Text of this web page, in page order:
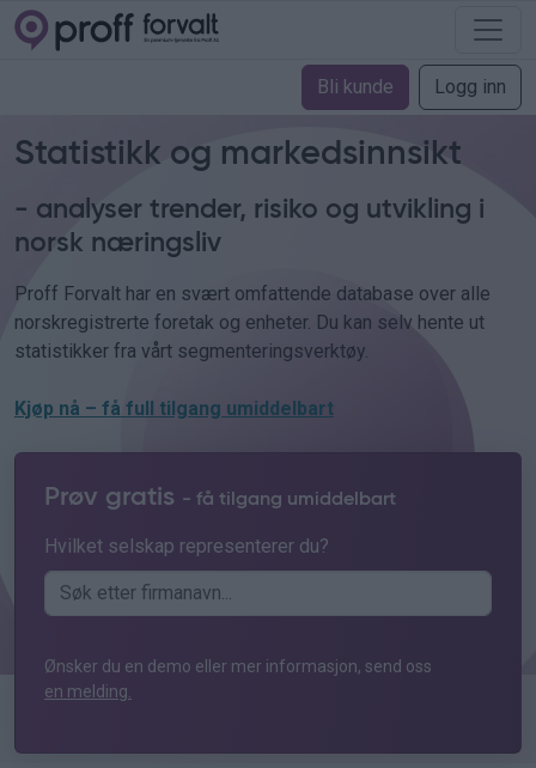
Bli kunde Logg inn
Statistikk og markedsinnsikt
- analyser trender, risiko og utvikling i
norsk næringsliv
Proff Forvalt har en svært omfattende database over alle
norskregistrerte foretak og enheter. Du kan selv hente ut
statistikker fra vårt segmenteringsverktøy.
Kjøp nå – få full tilgang umiddelbart
Prøv gratis - få tilgang umiddelbart
Hvilket selskap representerer du?
Ønsker du en demo eller mer informasjon, send oss
en melding.